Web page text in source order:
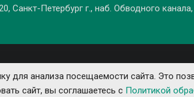
Санкт-Петербург г., наб. Обводного
для анализа посещаемости сайта. Это
сайт, вы соглашаетесь с Политикой